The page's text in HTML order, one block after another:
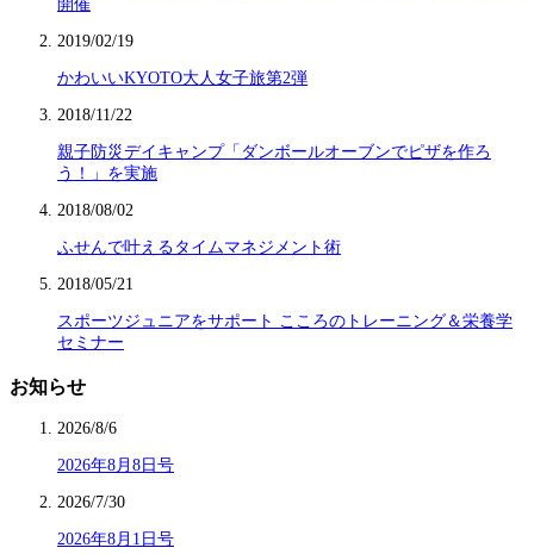
開催
2019/02/19
かわいいKYOTO大人女子旅第2弾
2018/11/22
親子防災デイキャンプ「ダンボールオーブンでピザを作ろ
う！」を実施
2018/08/02
ふせんで叶えるタイムマネジメント術
2018/05/21
スポーツジュニアをサポート こころのトレーニング＆栄養学
セミナー
お知らせ
2026/8/6
2026年8月8日号
2026/7/30
2026年8月1日号